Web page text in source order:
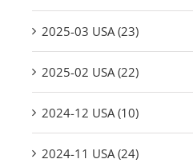
2025-03 USA (23)
2025-02 USA (22)
2024-12 USA (10)
2024-11 USA (24)